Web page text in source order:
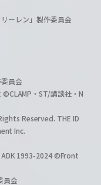
ーレン」製作委員会
員会
・ST/講談社・N
Reserved. THE ID
Inc.
ADK 1993-2024 ©Front
員会